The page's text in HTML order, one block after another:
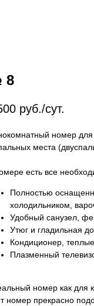
8
руб./сут.
номер для
места
есть все
Полностью
холодильником,
Удобный санузел,
Утюг и гладильная
Кондиционер,
Плазменный
номер как для
номер прекрасно